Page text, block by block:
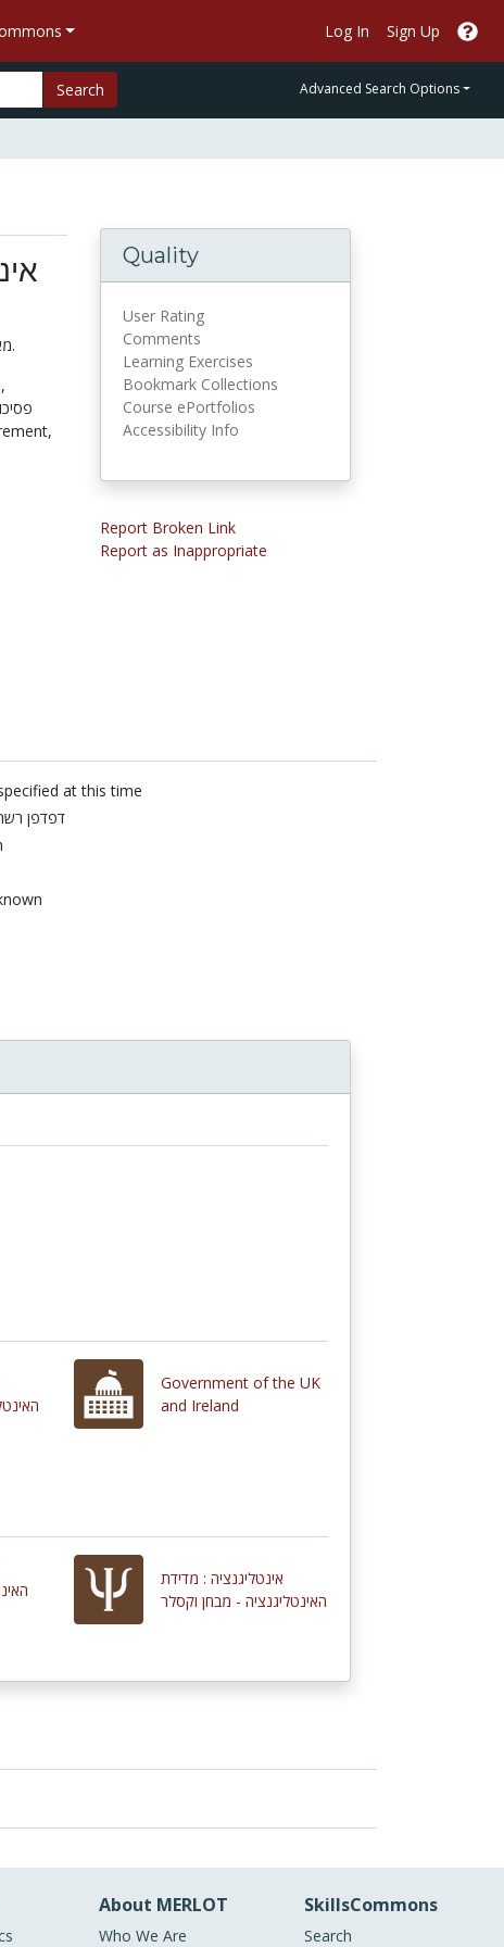
Log In Sign Up
Search Advanced Search Options
מאמר שתקצירו: על הקריטריונים המדעיים בהם נדרשים מבחני המשכל לעמוד כדי שיהוו כלי מדידה מדעי.
יעילות סטנדרטיזציה,
Quality
User Rating
Comments
Learning Exercises
Bookmark Collections
Course ePortfolios
Accessibility Info
Report Broken Link
Report as Inappropriate
at this time
דפדפן
Government of the UK
and Ireland
אינטליגנציה : מדידת
האינטליגנציה - מבחן וקסלר
About MERLOT
Who We Are
SkillsCommons
Search